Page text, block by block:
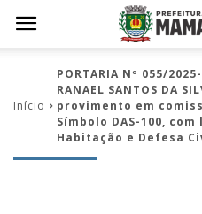
Início
PORTARIA Nº 055/
RANAEL SANTOS DA
provimento em
Símbolo DAS-100,
Habitação e Defesa